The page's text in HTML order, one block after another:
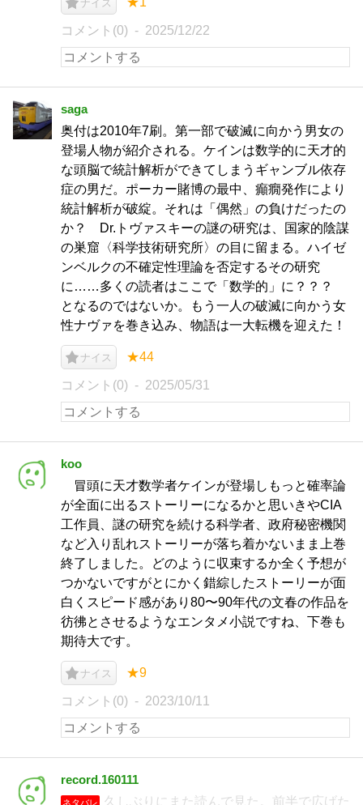
ナイス
コメント(0) 2025/12/22
saga
奥付は2010年7刷。第一部で破滅に向かう男女の
登場人物が紹介される。ケインは数学的に天才的
な頭脳で統計解析ができてしまうギャンブル依存
症の男だ。ポーカー賭博の最中、癲癇発作により
統計解析が破綻。それは「偶然」の負けだったの
か？ Dr.トヴァスキーの謎の研究は、国家的陰謀
の巣窟〈科学技術研究所〉の目に留まる。ハイゼ
ンベルクの不確定性理論を否定するその研究
に……多くの読者はここで「数学的」に？？？
となるのではないか。もう一人の破滅に向かう女
性ナヴァを巻き込み、物語は一大転機を迎えた！
ナイス ★44
コメント(0) 2025/05/31
koo
冒頭に天才数学者ケインが登場しもっと確率論
が全面に出るストーリーになるかと思いきやCIA
工作員、謎の研究を続ける科学者、政府秘密機関
など入り乱れストーリーが落ち着かないまま上巻
終了しました。どのように収束するか全く予想が
つかないですがとにかく錯綜したストーリーが面
白くスピード感があり80〜90年代の文春の作品を
彷彿とさせるようなエンタメ小説ですね、下巻も
期待大です。
ナイス ★9
コメント(0) 2023/10/11
record.160111
ネタバレ 久しぶりにまた読んで見た。前半で広げた